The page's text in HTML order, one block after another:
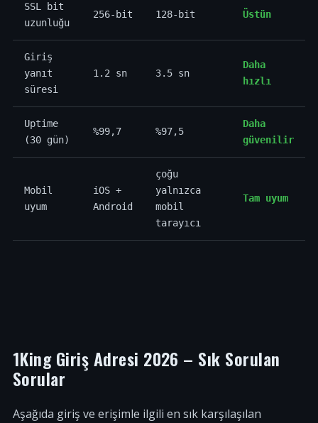
SSL bit
uzunluğu
256-bit 128-bit Üstün
Giriş
yanıt
süresi
1.2 sn 3.5 sn
Daha
hızlı
Uptime
(30 gün)
%99,7 %97,5
Daha
güvenilir
Mobil
uyum
iOS +
Android
çoğu
yalnızca
mobil
tarayıcı
Tam uyum
1King Giriş Adresi 2026 – Sık Sorulan
Sorular
Aşağıda giriş ve erişimle ilgili en sık karşılaşılan